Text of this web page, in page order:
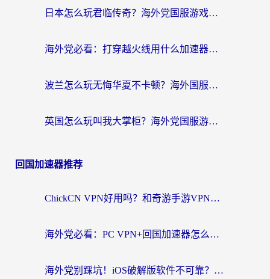
日本怎么玩君临传奇？海外党国服游戏加速避坑指南（附菲律宾欧洲玩家实测）
海外党必看：打穿越火线用什么加速器？解决延迟卡顿，还能玩奇妙拼图世界和第五人格
波兰怎么玩无悔华夏不卡顿？海外国服游戏加速器终极指南（附征途2萤火突击解决方案）
英国怎么玩叫我大掌柜？海外党国服游戏加速避坑指南（附实测推荐）
回国加速器推荐
ChickCN VPN好用吗？和奇游手游VPN对比哪个回国效果更好？海外党亲测实用指南
海外党必看：PC VPN+回国加速器怎么选？无缝访问国内资源全攻略
海外党别踩坑！iOS破解版软件不可靠？教你选对回国加速器无缝看国内资源